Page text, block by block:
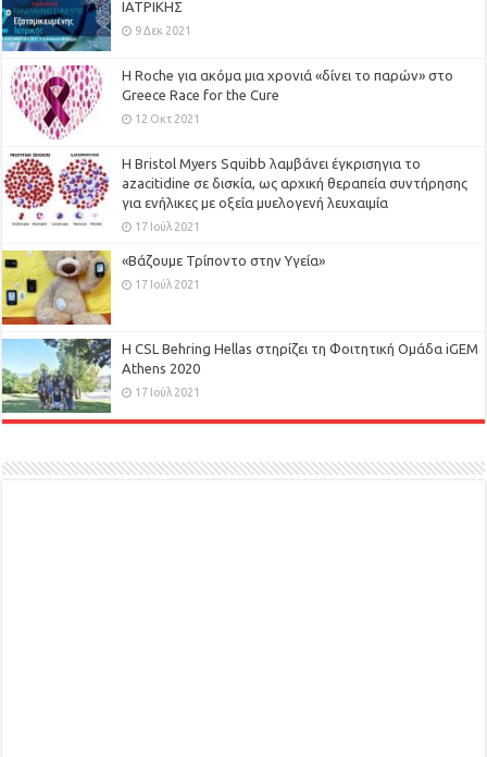
ΙΑΤΡΙΚΗΣ
9 Δεκ 2021
H Roche για ακόμα μια χρονιά «δίνει το παρών» στο
Greece Race for the Cure
12 Οκτ 2021
Η Bristol Myers Squibb λαμβάνει έγκρισηγια το
azacitidine σε δισκία, ως αρχική θεραπεία συντήρησης
για ενήλικες με οξεία μυελογενή λευχαιμία
17 Ιούλ 2021
«Βάζουμε Τρίποντο στην Υγεία»
17 Ιούλ 2021
H CSL Behring Hellas στηρίζει τη Φοιτητική Ομάδα iGEM
Athens 2020
17 Ιούλ 2021